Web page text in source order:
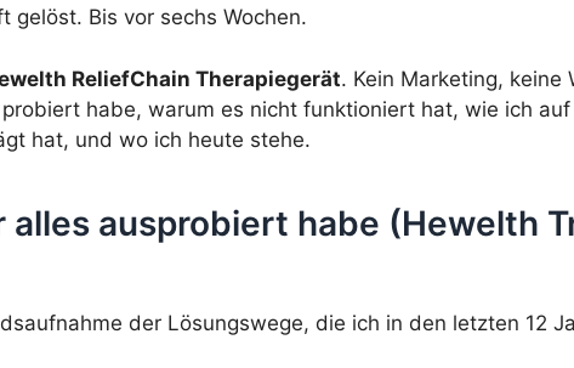
gelöst. Bis vor sechs Wochen.
ReliefChain Therapiegerät. Kein Marketing, keine
habe, warum es nicht funktioniert hat, wie ich
hat, und wo ich heute stehe.
alles ausprobiert habe (Hewelth
der Lösungswege, die ich in den letzten 12